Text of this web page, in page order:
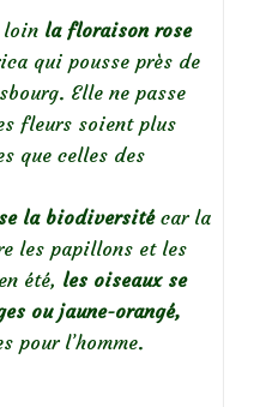
loin la floraison rose
qui pousse près de
Elle ne passe
fleurs soient plus
que celles des
la biodiversitécar la
les papillons et les
été, les oiseaux se
ou jaune-orangé,
pour l’homme.